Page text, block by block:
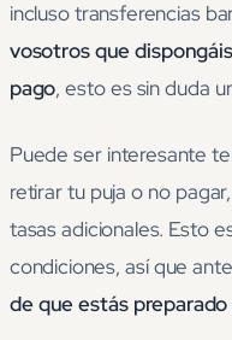
incluso transferencias
vosotros que
pago, esto es sin duda
Puede ser interesante
retirar tu puja o no
tasas adicionales. Esto
condiciones, así que
de que estás